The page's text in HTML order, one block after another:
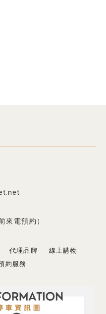
來電預約）
代理品牌
線上購物
約服務